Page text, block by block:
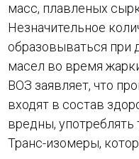
масс, плавленых
Незначительное
образовываться при
масел во время
ВОЗ заявляет, что
входят в состав
вредны,
Транс-изомеры,